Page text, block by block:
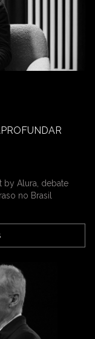
by Alura, debate
no Brasil